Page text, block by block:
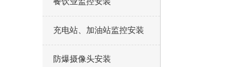
充电站、加油站监控安装
防爆摄像头安装